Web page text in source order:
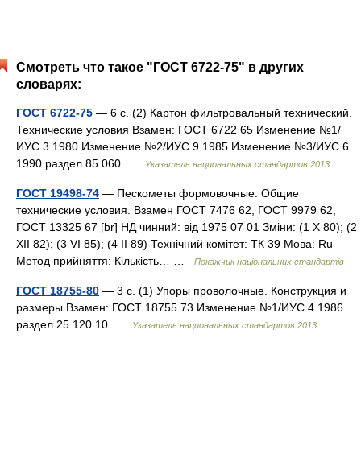
Смотреть что такое "ГОСТ 6722-75" в других
словарях:
ГОСТ 6722-75 — 6 с. (2) Картон фильтровальный технический.
Технические условия Взамен: ГОСТ 6722 65 Изменение №1/
ИУС 3 1980 Изменение №2/ИУС 9 1985 Изменение №3/ИУС 6
1990 раздел 85.060 …
Указатель национальных стандартов 2013
ГОСТ 19498-74 — Пескометы формовочные. Общие
технические условия. Взамен ГОСТ 7476 62, ГОСТ 9979 62,
ГОСТ 13325 67 [br] НД чинний: від 1975 07 01 Зміни: (1 X 80); (2
XII 82); (3 VI 85); (4 II 89) Технічний комітет: ТК 39 Мова: Ru
Метод прийняття: Кількість… …
Покажчик національних стандартів
ГОСТ 18755-80 — 3 с. (1) Упоры проволочные. Конструкция и
размеры Взамен: ГОСТ 18755 73 Изменение №1/ИУС 4 1986
раздел 25.120.10 …
Указатель национальных стандартов 2013